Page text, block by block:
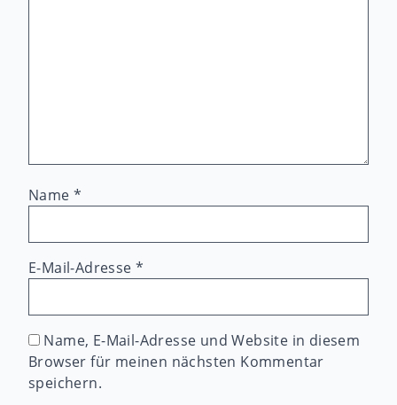
Name *
E-Mail-Adresse*
Name, E-Mail-Adresse und Website in diesem
Browser für meinen nächsten Kommentar
speichern.